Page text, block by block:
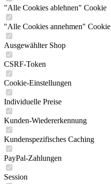
"Alle Cookies ablehnen" Cookie
"Alle Cookies annehmen" Cookie
Ausgewählter Shop
CSRF-Token
Cookie-Einstellungen
Individuelle Preise
Kunden-Wiedererkennung
Kundenspezifisches Caching
PayPal-Zahlungen
Session